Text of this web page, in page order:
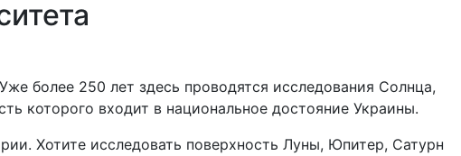
более 250 лет здесь проводятся исследования Солнца,
которого входит в национальное достояние Украины.
Хотите исследовать поверхность Луны, Юпитер, Сатурн